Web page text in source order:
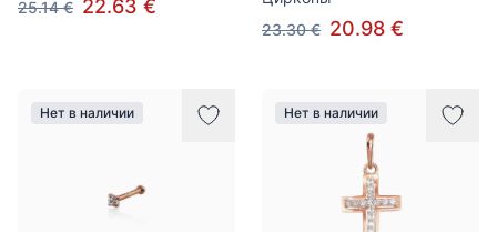
25.14 € 22.63 €
23.30 € 20.98 €
Нет в наличии Нет в наличии